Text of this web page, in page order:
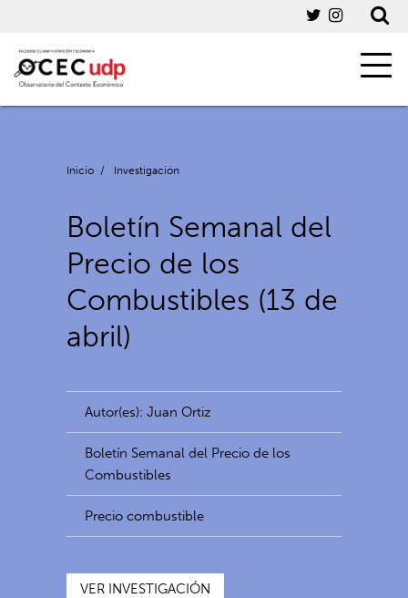
Inicio / Investigación
Boletín Semanal del
Precio de los
Combustibles (13 de
abril)
Autor(es): Juan Ortiz
Boletín Semanal del Precio de los
Combustibles
Precio combustible
VER INVESTIGACIÓN